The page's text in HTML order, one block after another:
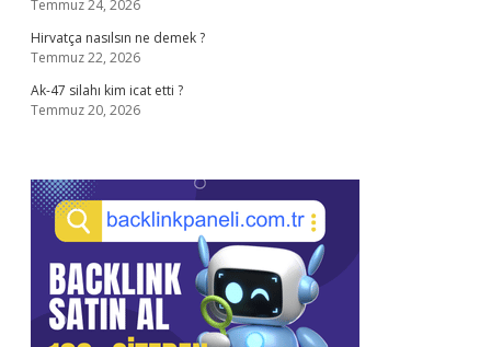
Temmuz 24, 2026
Hirvatça nasılsın ne demek ?
Temmuz 22, 2026
Ak-47 silahı kim icat etti ?
Temmuz 20, 2026